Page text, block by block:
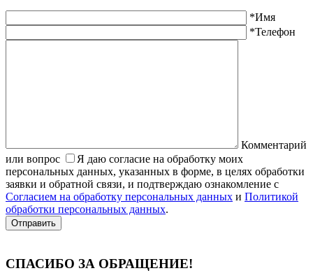
*Имя
*Телефон
Комментарий
или вопрос
Я даю согласие на обработку моих
персональных данных, указанных в форме, в целях обработки
заявки и обратной связи, и подтверждаю ознакомление с
Согласием на обработку персональных данных и Политикой
обработки персональных данных.
Отправить
СПАСИБО ЗА ОБРАЩЕНИЕ!